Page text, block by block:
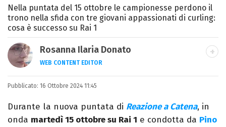
Nella puntata del 15 ottobre le campionesse perdono il
trono nella sfida con tre giovani appassionati di curling:
cosa è successo su Rai 1
Rosanna Ilaria Donato
WEB CONTENT EDITOR
Laureata in Linguaggi dei Media, mi dedico
Ho lavorato come web content editor
freelance per diverse testate.
Pubblicato: 16 Ottobre 2024 11:45
Durante la nuova puntata di Reazione a Catena, in
onda martedì 15 ottobre su Rai 1 e condotta da Pino